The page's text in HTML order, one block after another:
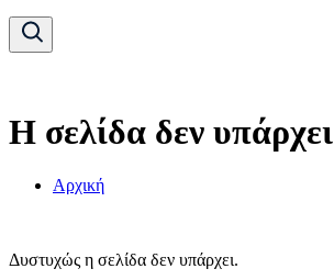
Η σελίδα δεν υπάρχει
Αρχική
Δυστυχώς η σελίδα δεν υπάρχει.